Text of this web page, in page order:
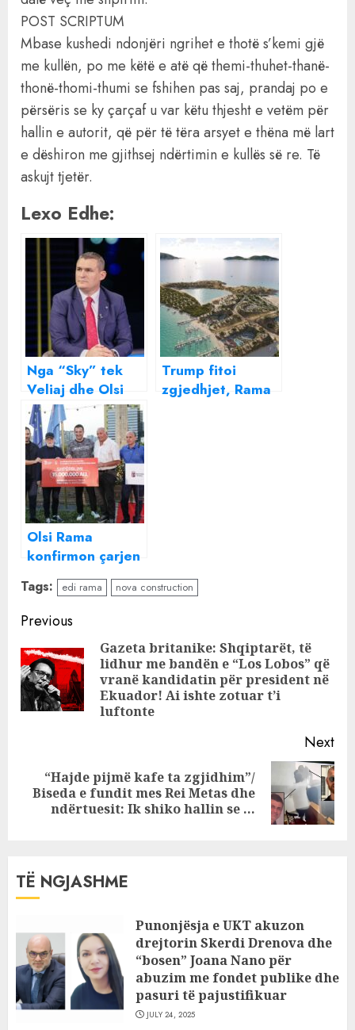
POST SCRIPTUM
Mbase kushedi ndonjëri ngrihet e thotë s’kemi gjë
me kullën, po me këtë e atë që themi-thuhet-thanë-
thonë-thomi-thumi se fshihen pas saj, prandaj po e
përsëris se ky çarçaf u var këtu thjesht e vetëm për
hallin e autorit, që për të tëra arsyet e thëna më lart
e dëshiron me gjithsej ndërtimin e kullës së re. Të
askujt tjetër.
Lexo Edhe:
Nga “Sky” tek
Veliaj dhe Olsi
Rama/ Dumani
flet për
gazetarët: SPAK
ndan provën nga
thashethemi!
Trump fitoi
zgjedhjet, Rama
Olsi Rama
konfirmon çarjen
Rama-Veliaj?
Tags: edi rama nova construction
Continue
Reading
Previous
Gazeta britanike: Shqiptarët, të
lidhur me bandën e “Los Lobos” që
vranë kandidatin për president në
Ekuador! Ai ishte zotuar t’i
luftonte
Next
Next
post:
“Hajde pijmë kafe ta zgjidhim”/
Biseda e fundit mes Rei Metas dhe
ndërtuesit: Ik shiko hallin se …
TË NGJASHME
Punonjësja e UKT akuzon
drejtorin Skerdi Drenova dhe
“bosen” Joana Nano për
abuzim me fondet publike dhe
pasuri të pajustifikuar
JULY 24, 2025